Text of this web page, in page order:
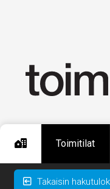
Toimitilat
Takaisin